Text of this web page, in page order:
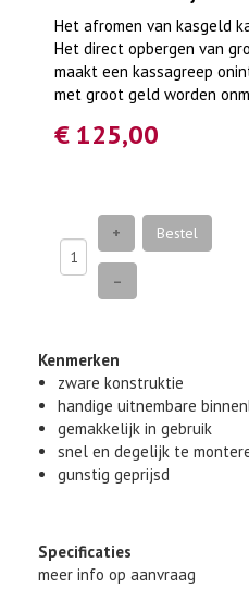
Het afromen van kasgeld
Het direct opbergen van
maakt een kassagreep
met groot geld worden
€ 125,00
+
–
Bestel
Kenmerken
zware konstruktie
handige uitnembare
gemakkelijk in gebruik
snel en degelijk te
gunstig geprijsd
Specificaties
meer info op aanvraag